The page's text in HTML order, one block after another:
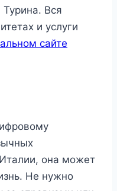
Вся
и услуги
сайте
она может
Не нужно